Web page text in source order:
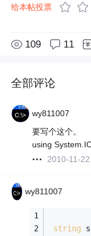
给本帖投票
109 11
全部评论
wy811007
要写个这个。
using
2010-11-22
wy811007
string